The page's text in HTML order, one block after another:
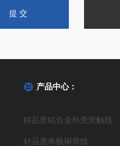
产品中心：
好品质铝合金外壳滑触线
好品质单极铜滑线